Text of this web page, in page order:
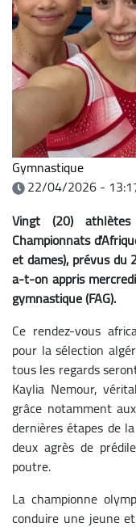
Gymnastique
22/04/2026 -
Vingt (20)
Championnats
et dames), prévus du
a-t-on appris
gymnastique (FAG).
Ce rendez-vous
pour la sélection
tous les regards
Kaylia Nemour,
grâce notamment
dernières étapes de
deux agrès de
poutre.
La championne
conduire une jeune